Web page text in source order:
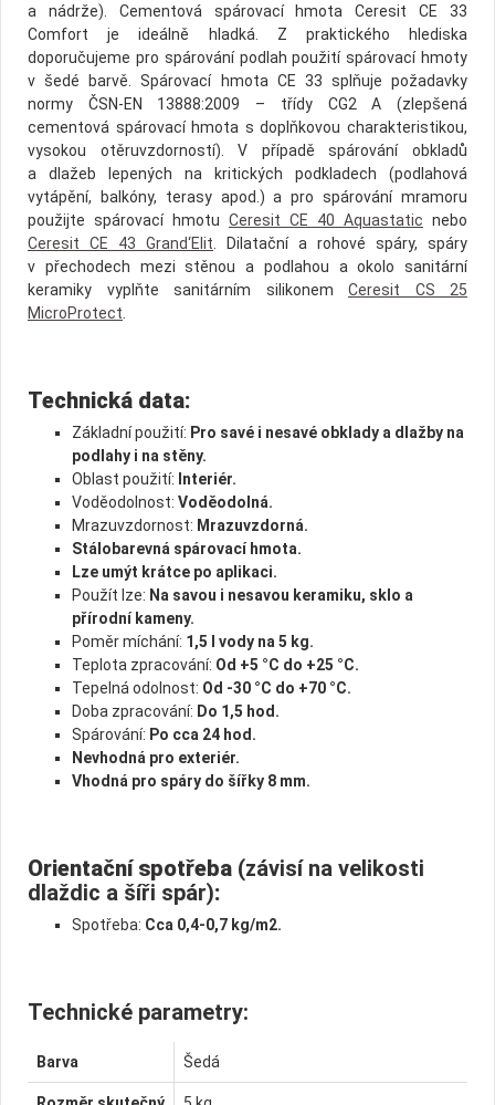
a nádrže). Cementová spárovací hmota Ceresit CE 33
Comfort je ideálně hladká. Z praktického hlediska
doporučujeme pro spárování podlah použití spárovací hmoty
v šedé barvě. Spárovací hmota CE 33 splňuje požadavky
normy ČSN-EN 13888:2009 – třídy CG2 A (zlepšená
cementová spárovací hmota s doplňkovou charakteristikou,
vysokou otěruvzdorností). V případě spárování obkladů
a dlažeb lepených na kritických podkladech (podlahová
vytápění, balkóny, terasy apod.) a pro spárování mramoru
použijte spárovací hmotu Ceresit CE 40 Aquastatic nebo
Ceresit CE 43 Grand‘Elit . Dilatační a rohové spáry, spáry
v přechodech mezi stěnou a podlahou a okolo sanitární
keramiky vyplňte sanitárním silikonem Ceresit CS 25
MicroProtect
Technická data:
Základní použití: Pro savé i nesavé obklady a dlažby na
podlahy i na stěny.
Oblast použití: Interiér.
Voděodolnost: Voděodolná.
Mrazuvzdornost: Mrazuvzdorná.
Stálobarevná spárovací hmota.
Lze umýt krátce po aplikaci.
Použít lze: Na savou i nesavou keramiku, sklo a
přírodní kameny.
Poměr míchání: 1,5 l vody na 5 kg.
Teplota zpracování: Od +5 °C do +25 °C.
Tepelná odolnost: Od -30 °C do +70 °C.
Doba zpracování: Do 1,5 hod.
Spárování: Po cca 24 hod.
Nevhodná pro exteriér.
Vhodná pro spáry do šířky 8 mm.
Orientační spotřeba (závisí na velikosti
dlaždic a šíři spár):
Spotřeba: Cca 0,4-0,7 kg/m2.
Technické parametry:
Barva Šedá